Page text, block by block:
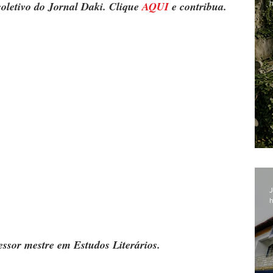
do Jornal Daki. Clique AQUI e contribua.
mestre em Estudos Literários.